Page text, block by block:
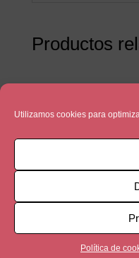
Utilizamos cookies para
Política de
Productos